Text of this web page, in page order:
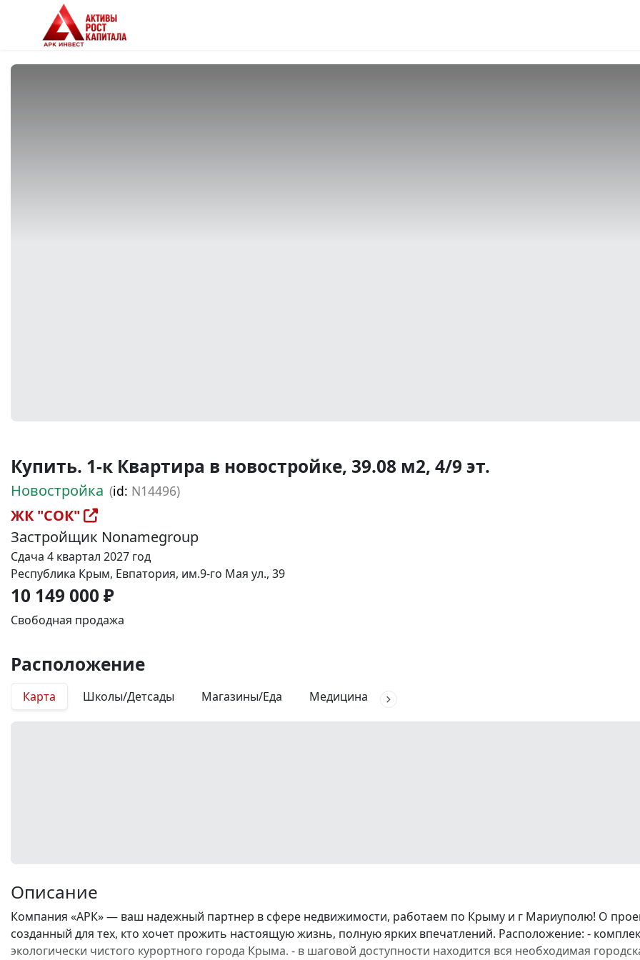
Купить. 1-к Квартира в новостройке, 39.08 м2, 4/9 эт.
Новостройка (id: N14496)
ЖК "СОК"
Застройщик Nonamegroup
Сдача 4 квартал 2027 год
Республика Крым, Евпатория, им.9-го Мая ул., 39
10 149 000 ₽
Свободная продажа
Расположение
Карта Школы/Детсады Магазины/Еда Медицина
Описание
Компания «АРК» — ваш надежный партнер в сфере недвижимости, работаем по Крыму и г Мариуполю! О
созданный для тех, кто хочет прожить настоящую жизнь, полную ярких впечатлений. Расположение: -
экологически чистого курортного города Крыма. - в шаговой доступности находится вся необходимая